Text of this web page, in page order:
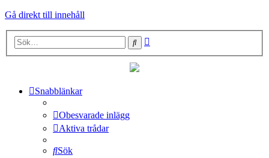
Gå direkt till innehåll
Sök
Snabblänkar
Obesvarade inlägg
Aktiva trådar
Sök